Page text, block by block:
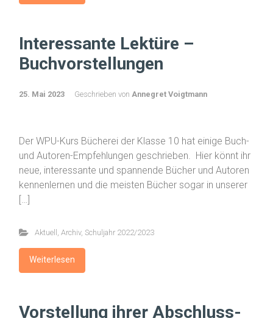
Interessante Lektüre –
Buchvorstellungen
25. Mai 2023 Geschrieben von Annegret Voigtmann
Der WPU-Kurs Bücherei der Klasse 10 hat einige Buch-
und Autoren-Empfehlungen geschrieben. Hier könnt ihr
neue, interessante und spannende Bücher und Autoren
kennenlernen und die meisten Bücher sogar in unserer
[…]
Aktuell Archiv, Schuljahr 2022/2023
Weiterlesen
Vorstellung ihrer Abschluss-